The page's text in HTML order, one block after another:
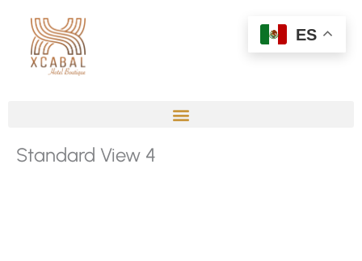
contenido
Standard View 4
ES